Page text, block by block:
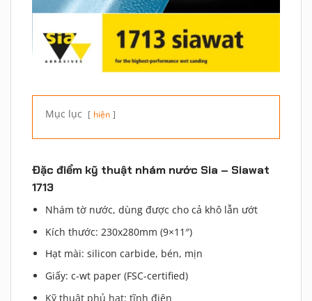
Mục lục hiện
Đặc điểm kỹ thuật nhám nước Sia – Siawat
1713
Nhám tờ nước, dùng được cho cả khô lẫn ướt
Kích thước: 230x280mm (9×11″)
Hạt mài: silicon carbide, bén, mịn
Giấy: c-wt paper (FSC-certified)
Kỹ thuật phủ hạt: tĩnh điện